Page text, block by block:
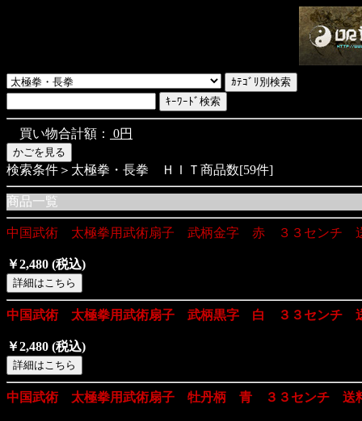
買い物合計額： 0円
検索条件＞太極拳・長拳 ＨＩＴ商品数[59件]
商品一覧
中国武術 太極拳用武術扇子 武柄金字 赤 ３３センチ
￥2,480 (税込)
中国武術 太極拳用武術扇子 武柄黒字 白 ３３センチ
￥2,480 (税込)
中国武術 太極拳用武術扇子 牡丹柄 青 ３３センチ 送